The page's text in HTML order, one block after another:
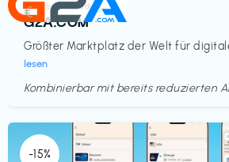
Elektronik & Medien
G2A.COM
Größter Marktplatz der Welt für
lesen
€‎
Kombinierbar mit bereits reduzierten
-15%